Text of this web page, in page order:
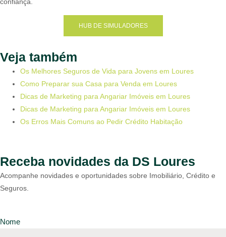
HUB DE SIMULADORES
Veja também
Os Melhores Seguros de Vida para Jovens em Loures
Como Preparar sua Casa para Venda em Loures
Dicas de Marketing para Angariar Imóveis em Loures
Dicas de Marketing para Angariar Imóveis em Loures
Os Erros Mais Comuns ao Pedir Crédito Habitação
Receba novidades da DS Loures
Acompanhe novidades e oportunidades sobre Imobiliário, Crédito e
Seguros.
Nome